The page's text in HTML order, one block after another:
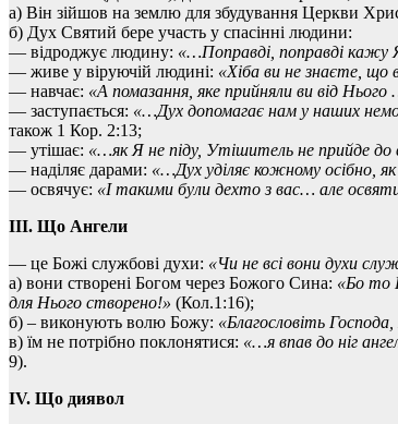
а) Він зійшов на землю для збудування Церкви
б) Дух Святий бере участь у спасінні людини:
— відроджує людину: «…Поправді, поправді
— живе у віруючій людині: «Хіба ви не знаєте, що
— навчає: «А помазання, яке прийняли ви від
— заступається: «…Дух допомагає нам у наших
також 1 Кор. 2:13;
— утішає: «…як Я не піду, Утішитель не прийде
— наділяє дарами: «…Дух уділяє кожному осібно, як
— освячує: «І такими були дехто з вас… але
ІІІ. Що Ангели
— це Божі службові духи: «Чи не всі вони духи
а) вони створені Богом через Божого Сина: «Бо то
для Нього створено!» (Кол.1:16);
б) – виконують волю Божу: «Благословіть
в) їм не потрібно поклонятися: «…я впав до ніг
9).
IV. Що диявол